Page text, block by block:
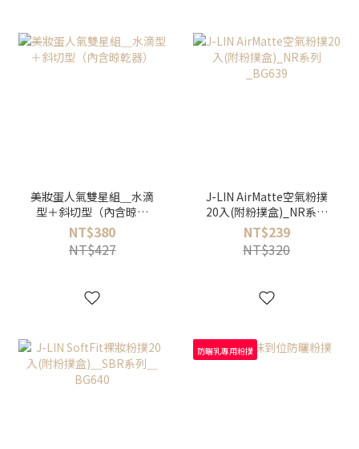
美妝蛋人氣雙星組＿水滴
型＋斜切型（內含晾乾
器）
NT$380
NT$427
J-LIN AirMatte空氣粉撲
20入(附粉撲盒)_NR系列
_BG639
NT$239
NT$320
防曬乳專用粉撲